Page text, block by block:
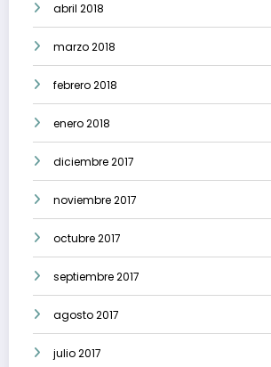
abril 2018
marzo 2018
febrero 2018
enero 2018
diciembre 2017
noviembre 2017
octubre 2017
septiembre 2017
agosto 2017
julio 2017